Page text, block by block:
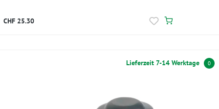
CHF 25.30
Lieferzeit 7-14 Werktage 0